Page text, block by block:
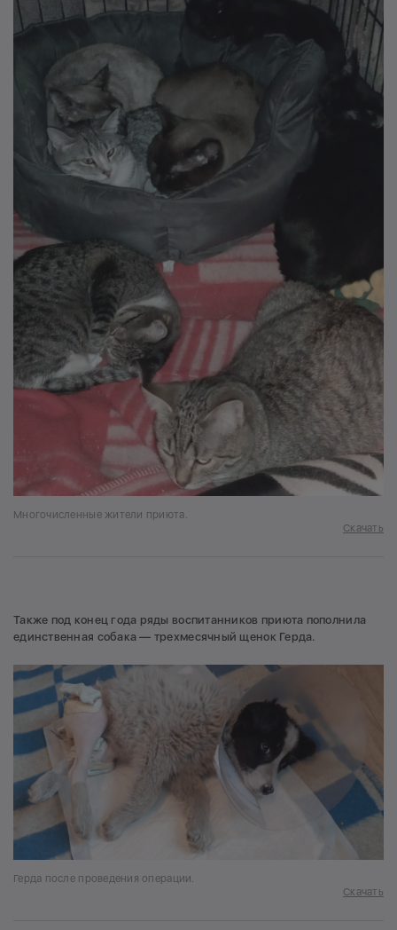
Многочисленные жители приюта.
Скачать
Также под конец года ряды воспитанников приюта пополнила
единственная собака — трехмесячный щенок Герда.
Герда после проведения операции.
Скачать